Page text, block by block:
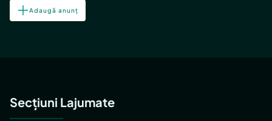
Adaugă anunț
Secțiuni Lajumate